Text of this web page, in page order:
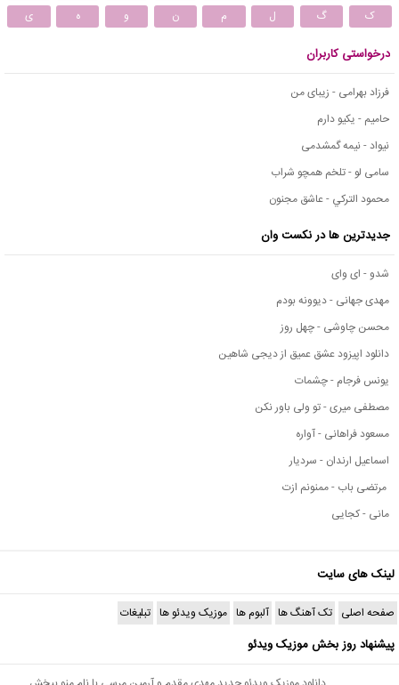
ک
گ ل م ن و ه ی
درخواستی کاربران
فرزاد بهرامی - زیبای من
حامیم - یکیو دارم
نیواد - نیمه گمشدمی
سامی لو - تلخم همچو شراب
محمود التركي - عاشق مجنون
جدیدترین ها در نکست وان
شدو - ای وای
مهدی جهانی - دیوونه بودم
محسن چاوشی - چهل روز
دانلود اپیزود عشق عمیق از دیجی شاهین
یونس فرجام - چشمات
مصطفی میری - تو ولی باور نکن
مسعود فراهانی - آواره
اسماعیل ارندان - سردیار
مرتضی باب - ممنونم ازت
مانی - کجایی
لینک های سایت
صفحه اصلی تک آهنگ ها آلبوم ها موزیک ویدئو ها تبلیغات
پیشنهاد روز بخش موزیک ویدئو